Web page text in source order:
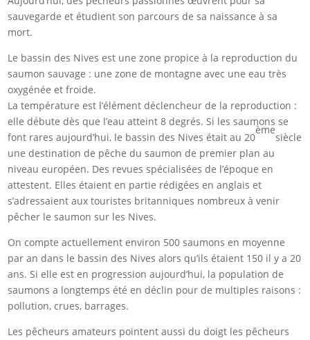
sauvegarde et étudient son parcours de sa naissance à sa
mort.
Le bassin des Nives est une zone propice à la reproduction du
saumon sauvage : une zone de montagne avec une eau très
oxygénée et froide.
La température est l’élément déclencheur de la reproduction :
elle débute dès que l’eau atteint 8 degrés. Si les saumons se
font rares aujourd’hui, le bassin des Nives était au 20
ème
siècle
une destination de pêche du saumon de premier plan au
niveau européen. Des revues spécialisées de l’époque en
attestent. Elles étaient en partie rédigées en anglais et
s’adressaient aux touristes britanniques nombreux à venir
pêcher le saumon sur les Nives.
On compte actuellement environ 500 saumons en moyenne
par an dans le bassin des Nives alors qu’ils étaient 150 il y a 20
ans. Si elle est en progression aujourd’hui, la population de
saumons a longtemps été en déclin pour de multiples raisons :
pollution, crues, barrages.
Les pêcheurs amateurs pointent aussi du doigt les pêcheurs